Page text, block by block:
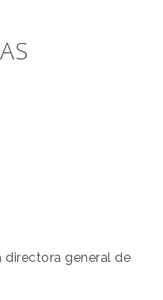
directora general de